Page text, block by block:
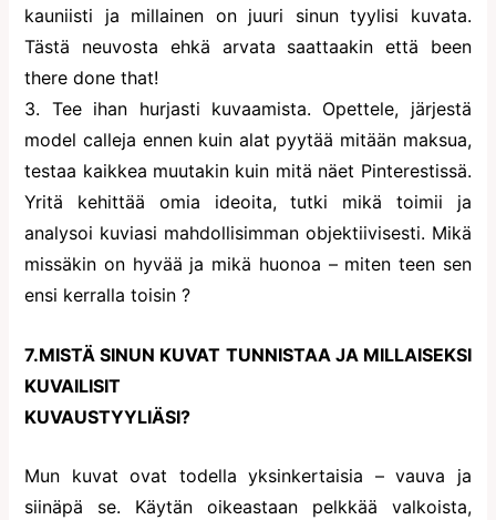
kauniisti ja millainen on juuri sinun tyylisi kuvata.
Tästä neuvosta ehkä arvata saattaakin että been
there done that!
3. Tee ihan hurjasti kuvaamista. Opettele, järjestä
model calleja ennen kuin alat pyytää mitään maksua,
testaa kaikkea muutakin kuin mitä näet Pinterestissä.
Yritä kehittää omia ideoita, tutki mikä toimii ja
analysoi kuviasi mahdollisimman objektiivisesti. Mikä
missäkin on hyvää ja mikä huonoa – miten teen sen
ensi kerralla toisin ?
7.MISTÄ SINUN KUVAT TUNNISTAA JA MILLAISEKSI
KUVAILISIT
KUVAUSTYYLIÄSI?
Mun kuvat ovat todella yksinkertaisia – vauva ja
siinäpä se. Käytän oikeastaan pelkkää valkoista,